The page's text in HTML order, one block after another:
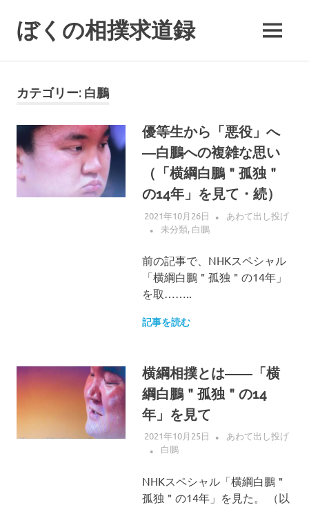
ン
ぼくの相撲求道録 MENU
カテゴリー: 白鵬
優等生から「悪役」へ
―白鵬への複雑な思い
（「横綱白鵬＂孤独＂
の14年」を見て・続）
2021年10月26日
あわて出し投げ
未分類, 白鵬
前の記事で、NHKスペシャル
「横綱白鵬＂孤独＂の14年」
を取……..
記事を読む
横綱相撲とは――「横
綱白鵬＂孤独＂の14
年」を見て
2021年10月25日
あわて出し投げ
白鵬
NHKスペシャル「横綱白鵬＂
孤独＂の14年」を見た。 （以